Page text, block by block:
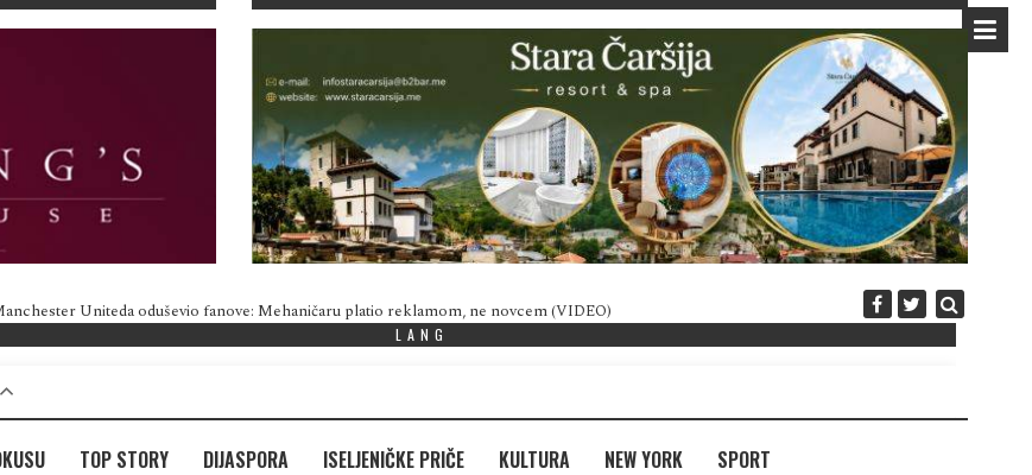
Uniteda oduševio fanove: Mehaničaru platio reklamom, ne novcem (VIDEO) Diplomatija po
LANG
TOP STORY DIJASPORA ISELJENIČKE PRIČE KULTURA NEW YORK SPORT